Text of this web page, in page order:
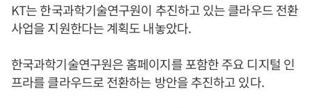
KT는 한국과학기술연구원이 추진하고 있는 클라우드 전환
사업을 지원한다는 계획도 내놓았다.
한국과학기술연구원은 홈페이지를 포함한 주요 디지털 인
프라를 클라우드로 전환하는 방안을 추진하고 있다.